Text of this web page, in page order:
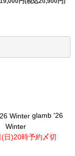
glamb '26
Winter
日)20時予約〆切